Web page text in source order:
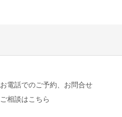
お電話でのご予約、お問合せ
ご相談はこちら